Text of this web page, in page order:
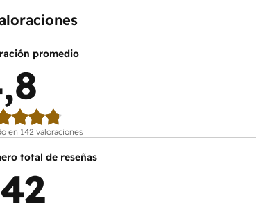
promedio
en 142 valoraciones
total de reseñas